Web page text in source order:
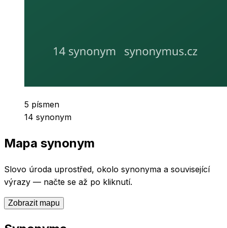
Počet písmen
5 písmen
Počet synonym
14 synonym
Mapa synonym
Slovo úroda uprostřed, okolo synonyma a související
výrazy — načte se až po kliknutí.
Zobrazit mapu